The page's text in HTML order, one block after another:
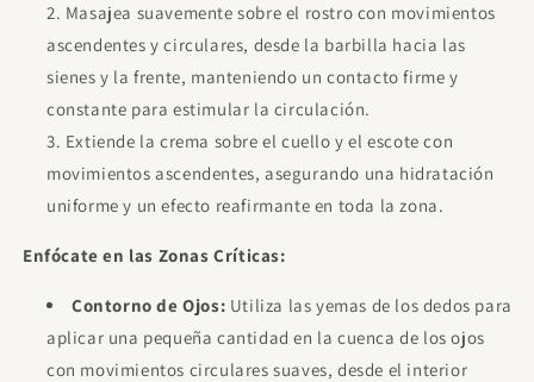
Masajea suavemente sobre el rostro con movimientos
ascendentes y circulares, desde la barbilla hacia las
sienes y la frente, manteniendo un contacto firme y
constante para estimular la circulación.
Extiende la crema sobre el cuello y el escote con
movimientos ascendentes, asegurando una hidratación
uniforme y un efecto reafirmante en toda la zona.
Enfócate en las Zonas Críticas:
Contorno de Ojos: Utiliza las yemas de los dedos para
aplicar una pequeña cantidad en la cuenca de los ojos
con movimientos circulares suaves, desde el interior